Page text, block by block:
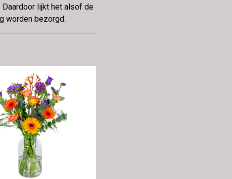
lijkt het alsof de
worden bezorgd.